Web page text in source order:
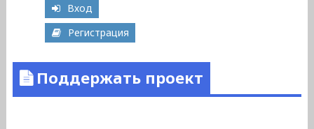
Вход
Регистрация
Поддержать проект